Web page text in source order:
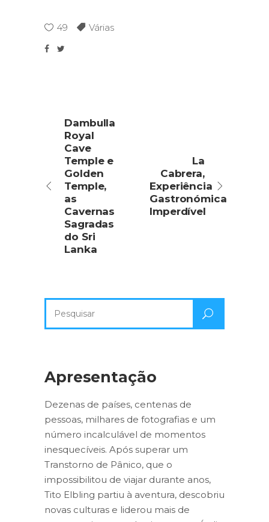
49 Várias
Dambulla
Royal
Cave
Temple e
Golden
Temple,
as
Cavernas
Sagradas
do Sri
Lanka
La
Cabrera,
Experiência
Gastronómica
Imperdível
por:
Apresentação
Dezenas de países, centenas de
pessoas, milhares de fotografias e um
número incalculável de momentos
inesquecíveis. Após superar um
Transtorno de Pânico, que o
impossibilitou de viajar durante anos,
Tito Elbling partiu à aventura, descobriu
novas culturas e liderou mais de